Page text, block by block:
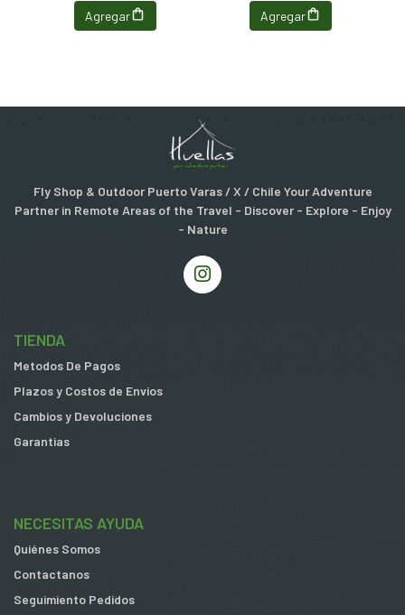
Agregar Agregar
Fly Shop & Outdoor Puerto Varas / X / Chile Your Adventure
Partner in Remote Areas of the Travel - Discover - Explore - Enjoy
- Nature
TIENDA
Metodos De Pagos
Plazos y Costos de Envios
Cambios y Devoluciones
Garantias
NECESITAS AYUDA
Quiénes Somos
Contactanos
Seguimiento Pedidos